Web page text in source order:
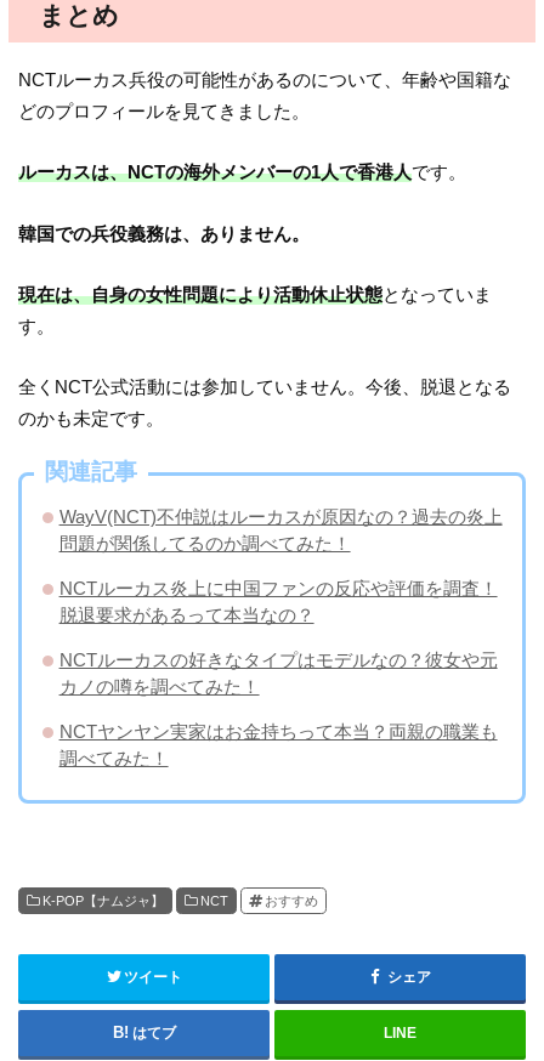
まとめ
NCTルーカス兵役の可能性があるのについて、年齢や国籍な
どのプロフィールを見てきました。
ルーカスは、NCTの海外メンバーの1人で香港人です。
韓国での兵役義務は、ありません。
現在は、自身の女性問題により活動休止状態となっていま
す。
全くNCT公式活動には参加していません。今後、脱退となる
のかも未定です。
関連記事
WayV(NCT)不仲説はルーカスが原因なの？過去の炎上
問題が関係してるのか調べてみた！
NCTルーカス炎上に中国ファンの反応や評価を調査！
脱退要求があるって本当なの？
NCTルーカスの好きなタイプはモデルなの？彼女や元
カノの噂を調べてみた！
NCTヤンヤン実家はお金持ちって本当？両親の職業も
調べてみた！
K-POP【ナムジャ】 NCT おすすめ
ツイート シェア
はてブ LINE